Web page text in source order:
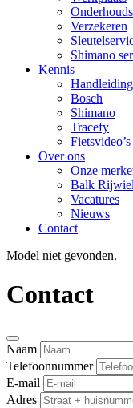
Verzekeren
Shimano
Kennis
Bosch
Shimano
Tracefy
Over ons
Onze
Balk
Vacatures
Nieuws
Contact
Model niet gevonden.
Contact
Naam
Telefoonnummer
E-mail
Adres